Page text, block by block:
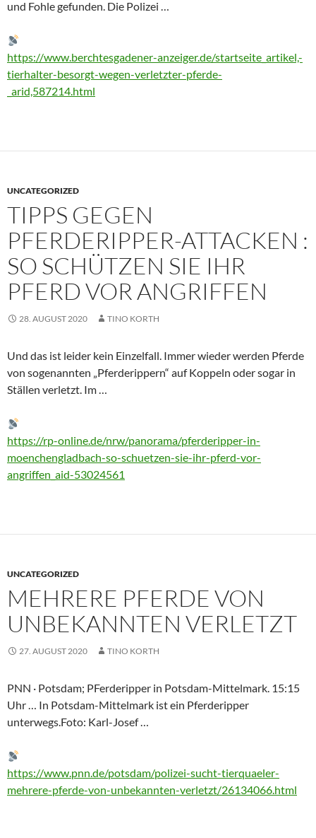
und Fohle gefunden. Die Polizei …
https://www.berchtesgadener-anzeiger.de/startseite_artikel,-
tierhalter-besorgt-wegen-verletzter-pferde-
_arid,587214.html
UNCATEGORIZED
TIPPS GEGEN
PFERDERIPPER-ATTACKEN :
SO SCHÜTZEN SIE IHR
PFERD VOR ANGRIFFEN
28. AUGUST 2020 TINO KORTH
Und das ist leider kein Einzelfall. Immer wieder werden Pferde
von sogenannten „Pferderippern“ auf Koppeln oder sogar in
Ställen verletzt. Im …
https://rp-online.de/nrw/panorama/pferderipper-in-
moenchengladbach-so-schuetzen-sie-ihr-pferd-vor-
angriffen_aid-53024561
UNCATEGORIZED
MEHRERE PFERDE VON
UNBEKANNTEN VERLETZT
27. AUGUST 2020 TINO KORTH
PNN · Potsdam; PFerderipper in Potsdam-Mittelmark. 15:15
Uhr … In Potsdam-Mittelmark ist ein Pferderipper
unterwegs.Foto: Karl-Josef …
https://www.pnn.de/potsdam/polizei-sucht-tierquaeler-
mehrere-pferde-von-unbekannten-verletzt/26134066.html